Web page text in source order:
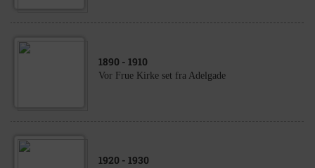
1890 - 1910
Vor Frue Kirke set fra Adelgade
1920 - 1930